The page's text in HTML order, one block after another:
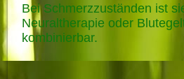
Bei Schmerzzuständen ist
Neuraltherapie oder
kombinierbar.